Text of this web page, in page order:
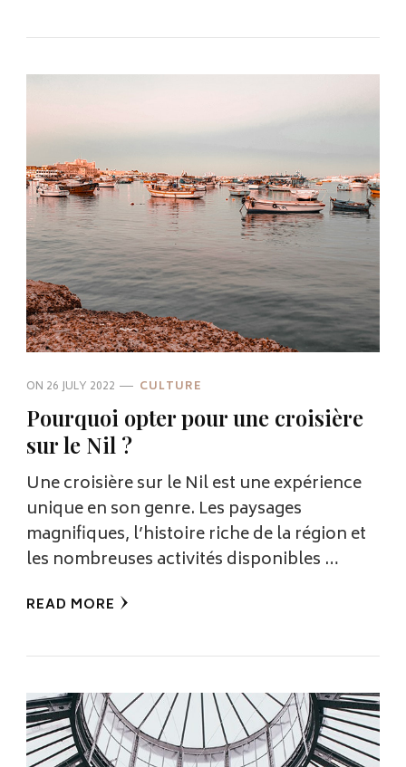
ON 26 JULY 2022 CULTURE
Pourquoi opter pour une croisière
sur le Nil ?
Une croisière sur le Nil est une expérience
unique en son genre. Les paysages
magnifiques, l’histoire riche de la région et
les nombreuses activités disponibles …
READ MORE